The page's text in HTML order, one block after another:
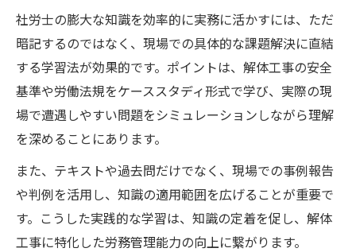
社労士の膨大な知識を効率的に実務に活かすには、ただ
暗記するのではなく、現場での具体的な課題解決に直結
する学習法が効果的です。ポイントは、解体工事の安全
基準や労働法規をケーススタディ形式で学び、実際の現
場で遭遇しやすい問題をシミュレーションしながら理解
を深めることにあります。
また、テキストや過去問だけでなく、現場での事例報告
や判例を活用し、知識の適用範囲を広げることが重要で
す。こうした実践的な学習は、知識の定着を促し、解体
工事に特化した労務管理能力の向上に繋がります。